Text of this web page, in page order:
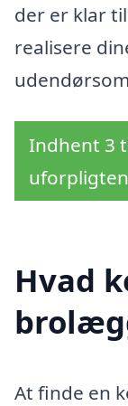
der er klar
realisere
Indhent 3
Hvad
At finde en